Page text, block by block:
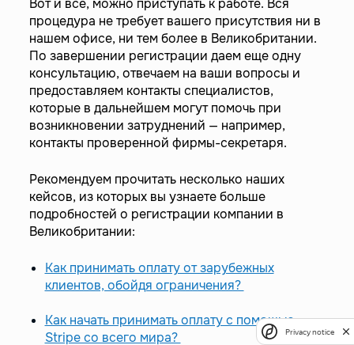
Вот и все, можно приступать к работе. Вся
процедура не требует вашего присутствия ни в
нашем офисе, ни тем более в Великобритании.
По завершении регистрации даем еще одну
консультацию, отвечаем на ваши вопросы и
предоставляем контакты специалистов,
которые в дальнейшем могут помочь при
возникновении затруднений — например,
контакты проверенной фирмы-секретаря.
Рекомендуем прочитать несколько наших
кейсов, из которых вы узнаете больше
подробностей о регистрации компании в
Великобритании:
Как принимать оплату от зарубежных
клиентов, обойдя ограничения?
Как начать принимать оплату с помощью
Stripe со всего мира?
Privacy notice